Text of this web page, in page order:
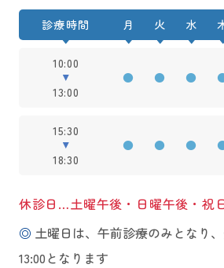
診療時間 月 火 水
10:00
13:00
● ● ●
15:30
18:30
● ● ●
休診日…土曜午後・日曜午後・祝
◎ 土曜日は、午前診療のみとなり
13:00となります